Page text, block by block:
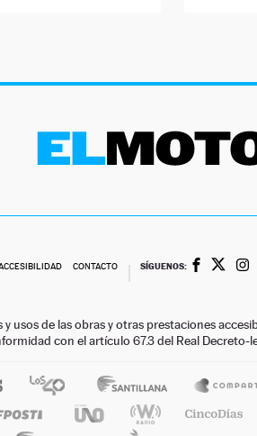
CONTACTO SÍGUENOS:
usos de las obras y otras prestaciones
con el artículo 67.3 del Real Decreto-